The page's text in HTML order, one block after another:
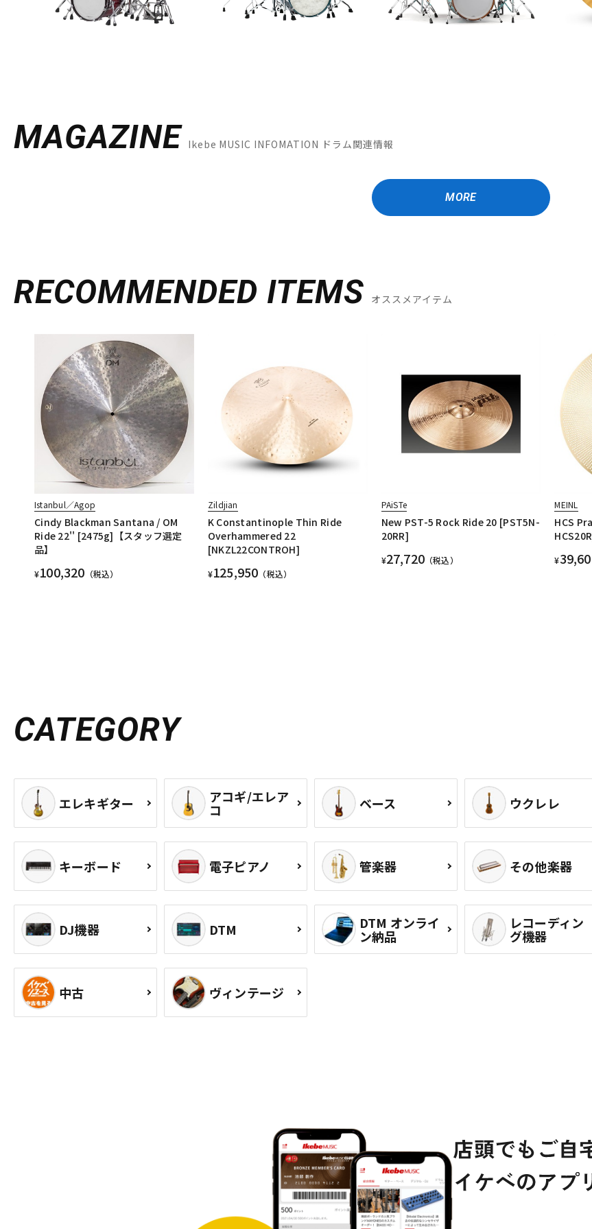
MAGAZINE Ikebe MUSIC INFOMATION ドラム関連情報
MORE
RECOMMENDED ITEMS オススメアイテム
Istanbul／Agop
Cindy Blackman Santana / OM
Ride 22'' [2475g]【スタッフ選定
品】
¥100,320 （税込）
Zildjian
K Constantinople Thin Ride
Overhammered 22
[NKZL22CONTROH]
¥125,950 （税込）
PAiSTe
New PST-5 Rock Ride 20 [PST5N-
20RR]
¥27,720 （税込）
MEINL
HCS
¥
CATEGORY
エレキギター アコギ/エレア
コ ベース ウクレレ
キーボード 電子ピアノ 管楽器 その他楽器
DJ機器 DTM DTM オンライ
ン納品
レコーディン
グ機器
中古 ヴィンテージ